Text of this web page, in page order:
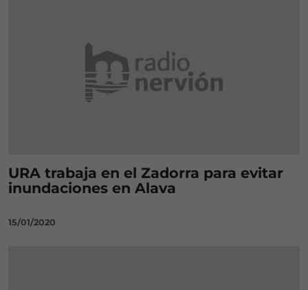
URA trabaja en el Zadorra para evitar
inundaciones en Alava
15/01/2020